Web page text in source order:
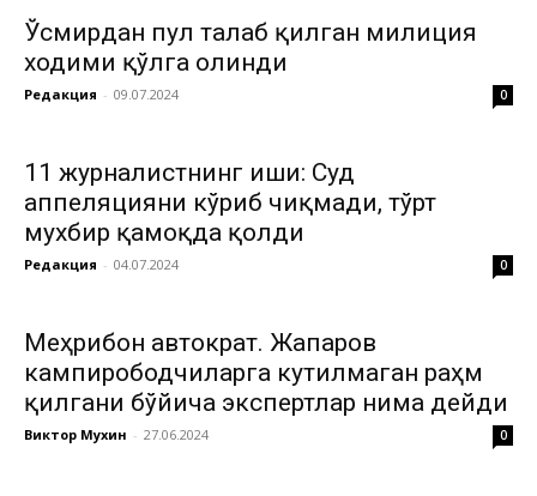
Ўсмирдан пул талаб қилган милиция
ходими қўлга олинди
Редакция - 09.07.2024 0
11 журналистнинг иши: Суд
аппеляцияни кўриб чиқмади, тўрт
мухбир қамоқда қолди
Редакция - 04.07.2024 0
Меҳрибон автократ. Жапаров
кампирободчиларга кутилмаган раҳм
қилгани бўйича экспертлар нима дейди
Виктор Мухин - 27.06.2024 0